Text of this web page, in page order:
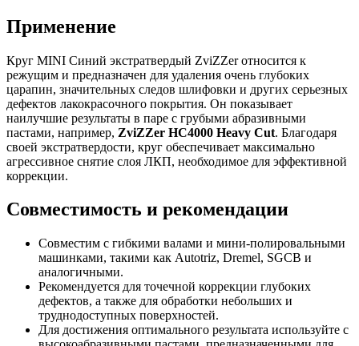
Применение
Круг MINI Синий экстратвердый ZviZZer относится к
режущим и предназначен для удаления очень глубоких
царапин, значительных следов шлифовки и других серьезных
дефектов лакокрасочного покрытия. Он показывает
наилучшие результаты в паре с грубыми абразивными
пастами, например, ZviZZer HC4000 Heavy Cut. Благодаря
своей экстратвердости, круг обеспечивает максимально
агрессивное снятие слоя ЛКП, необходимое для эффективной
коррекции.
Совместимость и рекомендации
Совместим с гибкими валами и мини-полировальными
машинками, такими как Autotriz, Dremel, SGCB и
аналогичными.
Рекомендуется для точечной коррекции глубоких
дефектов, а также для обработки небольших и
труднодоступных поверхностей.
Для достижения оптимального результата используйте с